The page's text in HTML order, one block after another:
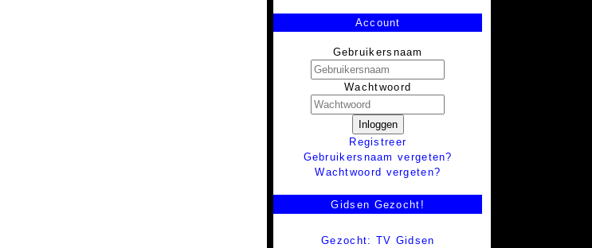
Account
Gebruikersnaam
Wachtwoord
Inloggen
Registreer
Gebruikersnaam vergeten?
Wachtwoord vergeten?
Gidsen Gezocht!
Gezocht: TV Gidsen